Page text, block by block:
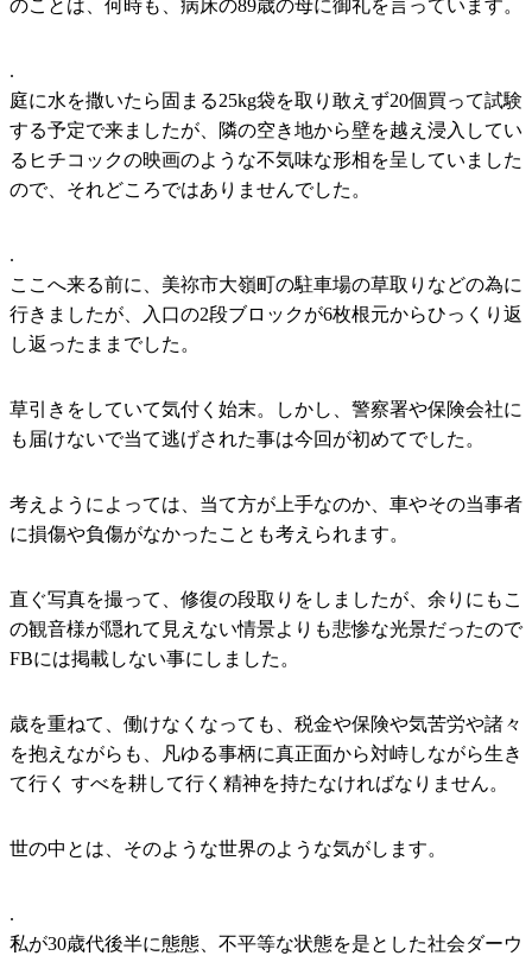
のことは、何時も、病床の89歳の母に御礼を言っています。
.
庭に水を撒いたら固まる25kg袋を取り敢えず20個買って試験
する予定で来ましたが、隣の空き地から壁を越え浸入してい
るヒチコックの映画のような不気味な形相を呈していました
ので、それどころではありませんでした。
.
ここへ来る前に、美祢市大嶺町の駐車場の草取りなどの為に
行きましたが、入口の2段ブロックが6枚根元からひっくり返
し返ったままでした。
草引きをしていて気付く始末。しかし、警察署や保険会社に
も届けないで当て逃げされた事は今回が初めてでした。
考えようによっては、当て方が上手なのか、車やその当事者
に損傷や負傷がなかったことも考えられます。
直ぐ写真を撮って、修復の段取りをしましたが、余りにもこ
の観音様が隠れて見えない情景よりも悲惨な光景だったので
FBには掲載しない事にしました。
歳を重ねて、働けなくなっても、税金や保険や気苦労や諸々
を抱えながらも、凡ゆる事柄に真正面から対峙しながら生き
て行く すべを耕して行く精神を持たなければなりません。
世の中とは、そのような世界のような気がします。
.
私が30歳代後半に態態、不平等な状態を是とした社会ダーウ